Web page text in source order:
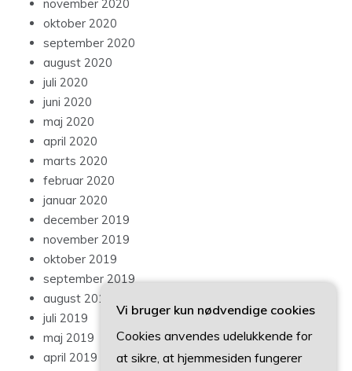
marts 2020
februar 2020
januar 2020
december 2019
november 2019
oktober 2019
september 2019
august 2019
juli 2019
maj 2019
april 2019
marts 2019
januar 2019
november 2018
oktober 2018
september 2018
august 2018
marts 2018
december 2017
Vi bruger kun nødvendige cookies
Cookies anvendes udelukkende for
at sikre, at hjemmesiden fungerer